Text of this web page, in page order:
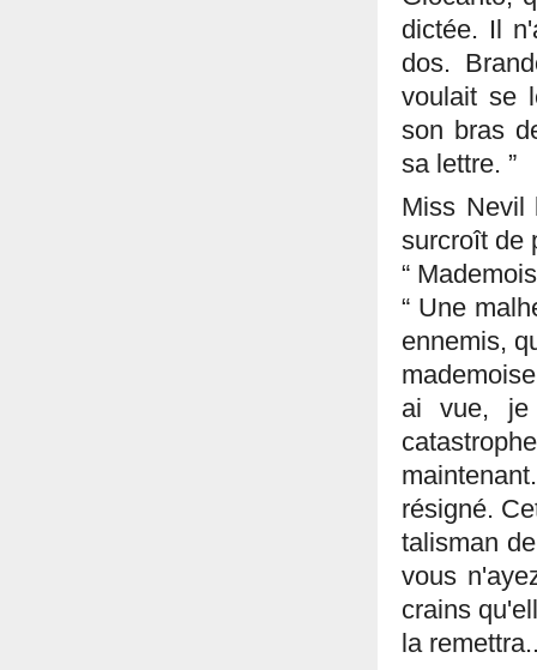
dictée. Il
dos.
voulait se
son bras
sa lettre. ”
Miss Nevil
surcroît de
“
“ Une
ennemis,
ai vue, je
résigné.
talisman
vous
crains
la